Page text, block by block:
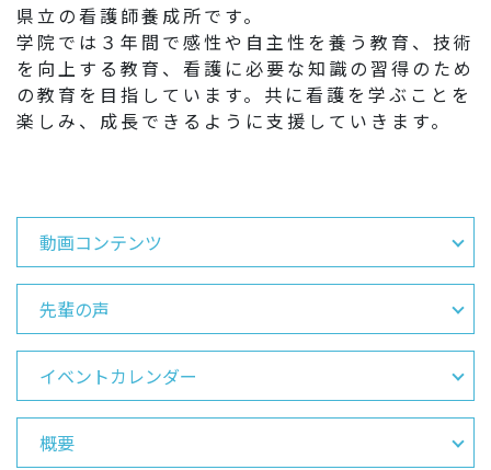
県立の看護師養成所です。
学院では３年間で感性や自主性を養う教育、技術
を向上する教育、看護に必要な知識の習得のため
の教育を目指しています。共に看護を学ぶことを
楽しみ、成長できるように支援していきます。
動画コンテンツ
先輩の声
イベントカレンダー
概要